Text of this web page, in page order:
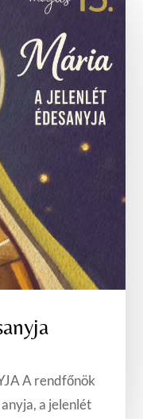
A rendfőnök
a jelenlét